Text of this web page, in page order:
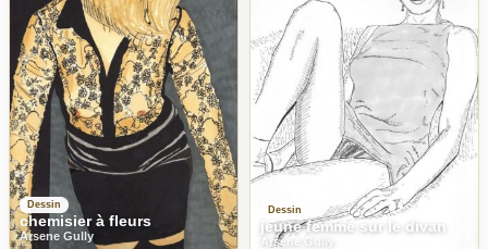
Dessin
chemisier à fleurs
Arsene Gully
Dessin
jeune femme sur le divan
Arsene Gully